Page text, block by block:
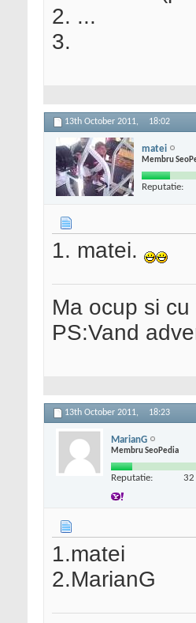
2. ...
3.
13th October 2011, 18:02
matei
Membru
Reputatie:
1. matei.
Ma ocup si
PS:Vand
13th October 2011, 18:23
MarianG
Membru SeoPedia
Reputatie: 32
1.matei
2.MarianG